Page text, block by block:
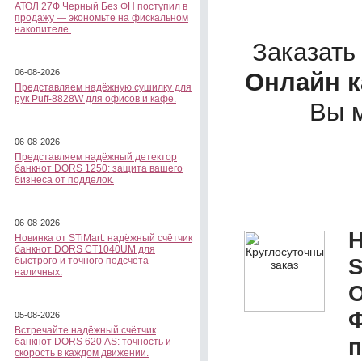
АТОЛ 27Ф Черный Без ФН поступил в
продажу — экономьте на фискальном
накопителе.
06-08-2026
Представляем надёжную сушилку для
рук Puff-8828W для офисов и кафе.
06-08-2026
Представляем надёжный детектор
банкнот DORS 1250: защита вашего
бизнеса от подделок.
06-08-2026
Новинка от STiMart: надёжный счётчик
банкнот DORS CT1040UM для
быстрого и точного подсчёта
наличных.
05-08-2026
Встречайте надёжный счётчик
банкнот DORS 620 АS: точность и
скорость в каждом движении.
Онлайн
Вы